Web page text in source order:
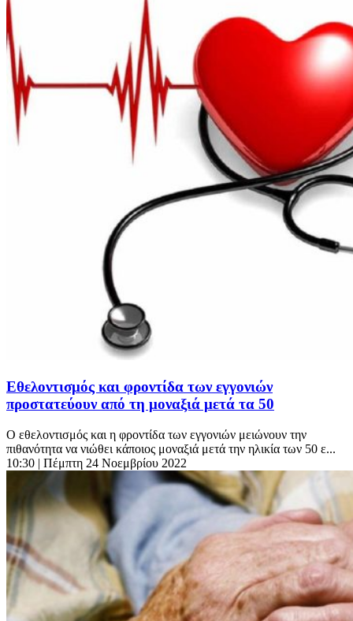
Εθελοντισμός και φροντίδα των εγγονιών
προστατεύουν από τη μοναξιά μετά τα 50
Ο εθελοντισμός και η φροντίδα των εγγονιών μειώνουν την
πιθανότητα να νιώθει κάποιος μοναξιά μετά την ηλικία των 50 ε...
10:30 | Πέμπτη 24 Νοεμβρίου 2022